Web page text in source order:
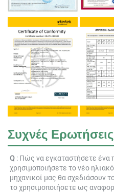
Συχνές Ερωτήσεις
Q : Πώς να εγκαταστήσετε ένα
χρησιμοποιήσετε το νέο
μηχανικοί μας θα σχεδιάσουν
το χρησιμοποιήσετε ως